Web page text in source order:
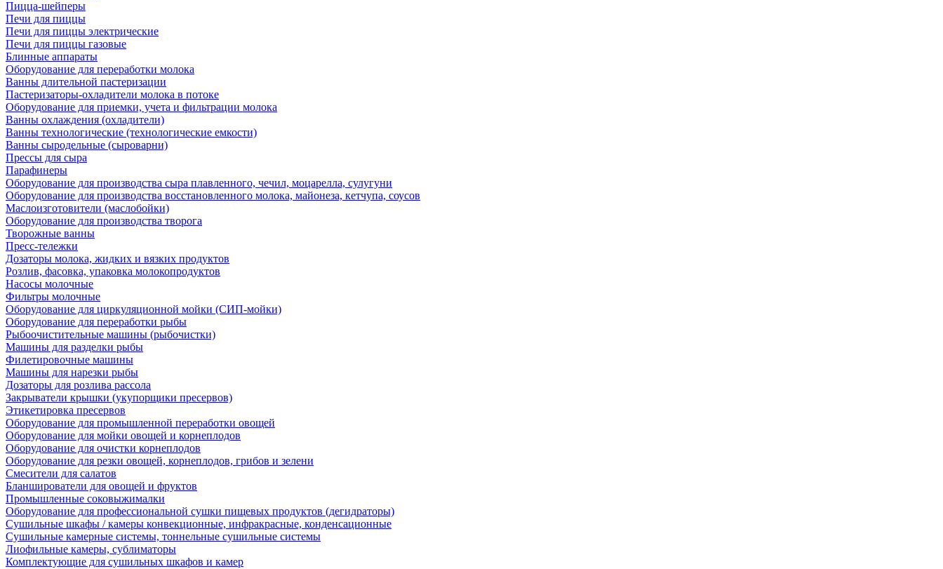
Пицца-шейперы
Печи для пиццы
Печи для пиццы электрические
Печи для пиццы газовые
Блинные аппараты
Оборудование для переработки молока
Ванны длительной пастеризации
Пастеризаторы-охладители молока в потоке
Оборудование для приемки, учета и фильтрации молока
Ванны охлаждения (охладители)
Ванны технологические (технологические емкости)
Ванны сыродельные (сыроварни)
Прессы для сыра
Парафинеры
Оборудование для производства сыра плавленного, чечил, моцарелла, сулугуни
Оборудование для производства восстановленного молока, майонеза, кетчупа, соусов
Маслоизготовители (маслобойки)
Оборудование для производства творога
Творожные ванны
Пресс-тележки
Дозаторы молока, жидких и вязких продуктов
Розлив, фасовка, упаковка молокопродуктов
Насосы молочные
Фильтры молочные
Оборудование для циркуляционной мойки (СИП-мойки)
Оборудование для переработки рыбы
Рыбоочистительные машины (рыбочистки)
Машины для разделки рыбы
Филетировочные машины
Машины для нарезки рыбы
Дозаторы для розлива рассола
Закрыватели крышки (укупорщики пресервов)
Этикетировка пресервов
Оборудование для промышленной переработки овощей
Оборудование для мойки овощей и корнеплодов
Оборудование для очистки корнеплодов
Оборудование для резки овощей, корнеплодов, грибов и зелени
Смесители для салатов
Бланширователи для овощей и фруктов
Промышленные соковыжималки
Оборудование для профессиональной сушки пищевых продуктов (дегидраторы)
Сушильные шкафы / камеры конвекционные, инфракрасные, конденсационные
Сушильные камерные системы, тоннельные сушильные системы
Лиофильные камеры, сублиматоры
Комплектующие для сушильных шкафов и камер